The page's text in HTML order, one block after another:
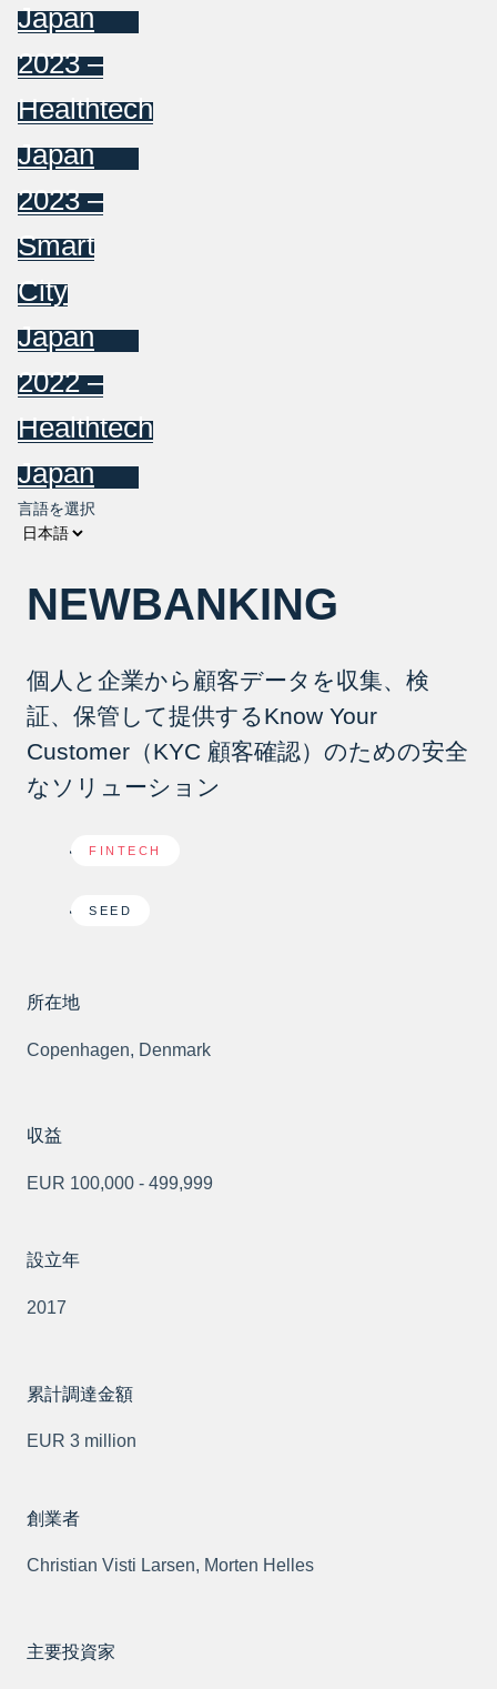
Japan
2023 –
Healthtech
Japan
2023 –
Smart
City
Japan
2022 –
Healthtech
Japan
言語を選択
NEWBANKING
個人と企業から顧客データを収集、検
証、保管して提供するKnow Your
Customer（KYC 顧客確認）のための安全
なソリューション
FINTECH
SEED
所在地
Copenhagen, Denmark
収益
EUR 100,000 - 499,999
設立年
2017
累計調達金額
EUR 3 million
創業者
Christian Visti Larsen, Morten Helles
主要投資家